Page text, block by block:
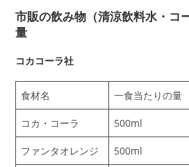
市販の飲み物（清涼飲料水・コ
量
コカコーラ社
食材名 一食当たりの量
コカ・コーラ 500ml
ファンタオレンジ 500ml